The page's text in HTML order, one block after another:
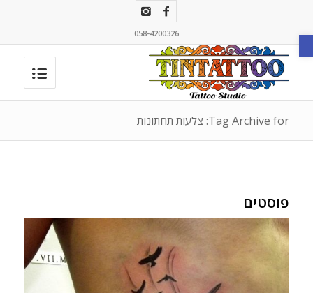
פתח סרגל נגישות 058-4200326
Tag Archive for: צלעות תחתונות
פוסטים